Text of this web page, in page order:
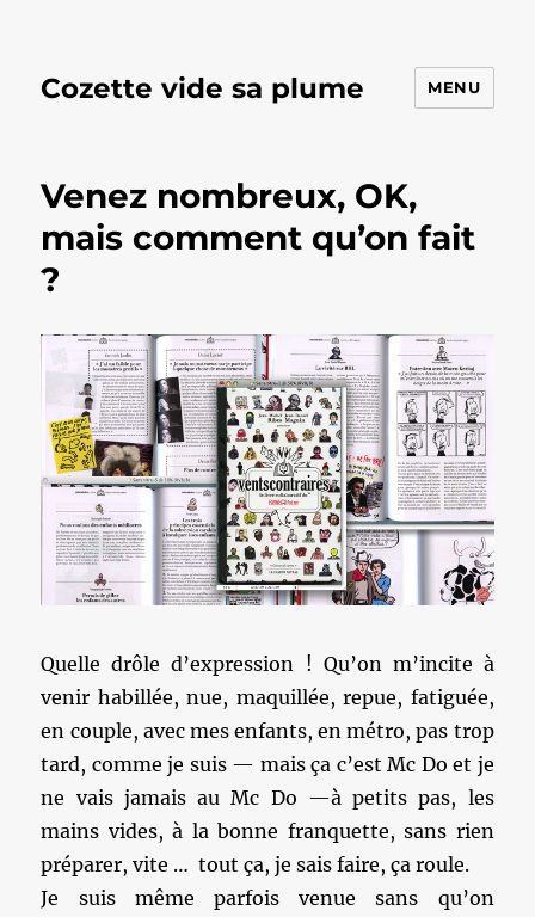
Cozette vide sa plume MENU
Venez nombreux, OK,
mais comment qu’on fait
?
Quelle drôle d’expression ! Qu’on m’incite à
venir habillée, nue, maquillée, repue, fatiguée,
en couple, avec mes enfants, en métro, pas trop
tard, comme je suis — mais ça c’est Mc Do et je
ne vais jamais au Mc Do —à petits pas, les
mains vides, à la bonne franquette, sans rien
préparer, vite … tout ça, je sais faire, ça roule.
Je suis même parfois venue sans qu’on